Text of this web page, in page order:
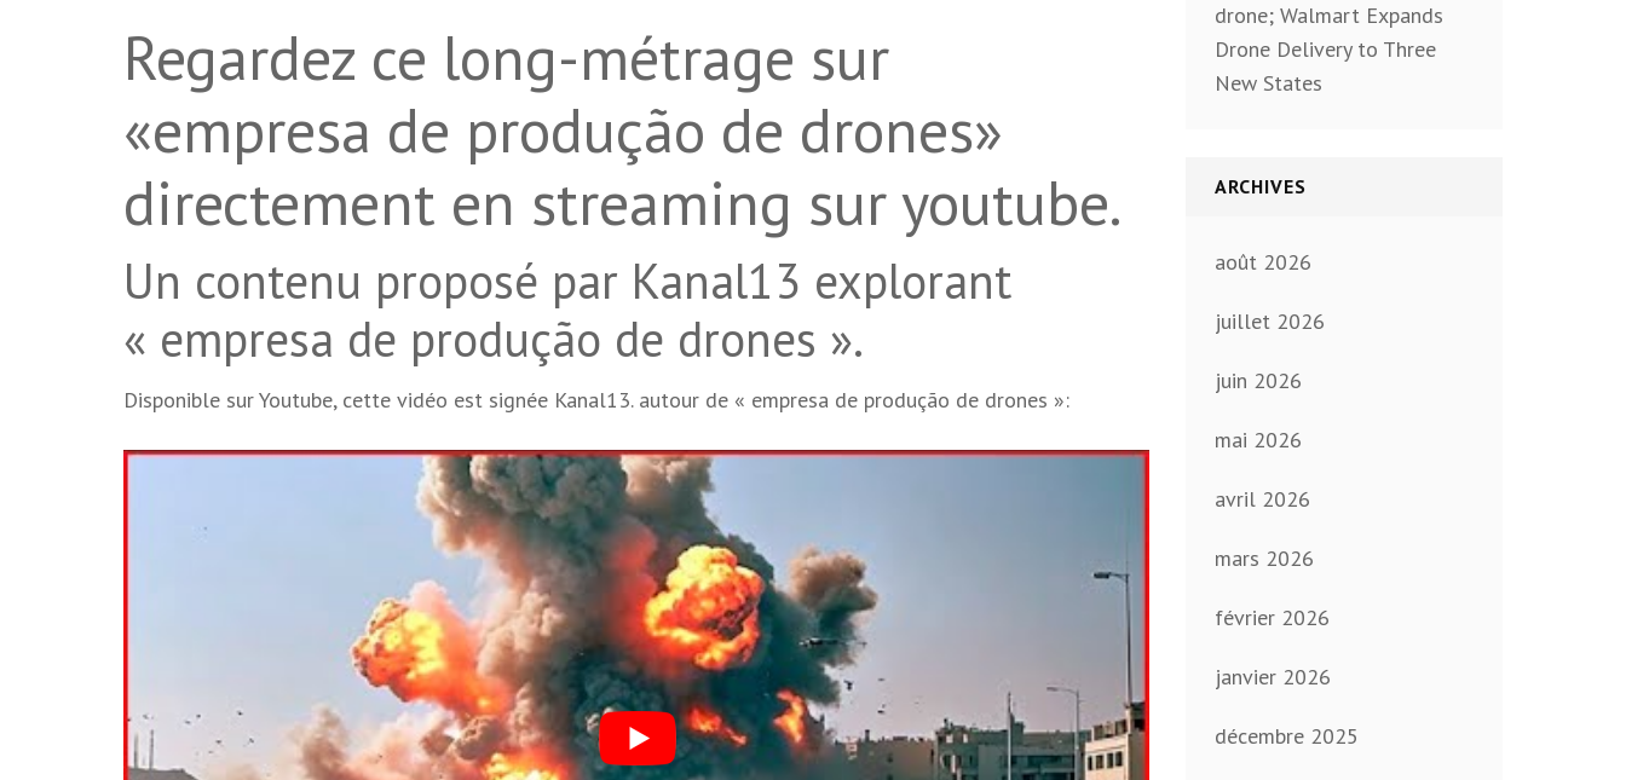
Regardez ce long-métrage sur
«empresa de produção de drones»
directement en streaming sur youtube.
Un contenu proposé par Kanal13 explorant
« empresa de produção de drones ».
Disponible sur Youtube, cette vidéo est signée Kanal13. autour de « empresa de produção de drones »:
drone; Walmart Expands
Drone Delivery to Three
New States
ARCHIVES
août 2026
juillet 2026
juin 2026
mai 2026
avril 2026
mars 2026
février 2026
janvier 2026
décembre 2025